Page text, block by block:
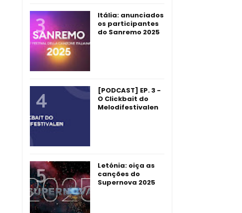
Itália: anunciados
os participantes
do Sanremo 2025
[PODCAST] EP. 3 -
O Clickbait do
Melodifestivalen
Letónia: oiça as
canções do
Supernova 2025